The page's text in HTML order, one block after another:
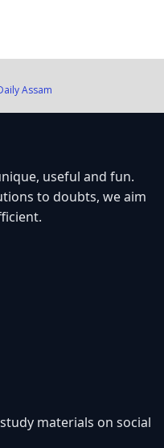
Assam
useful and fun.
to doubts, we aim
materials on social